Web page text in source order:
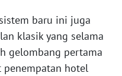
baru ini juga
klasik yang selama
gelombang pertama
hotel